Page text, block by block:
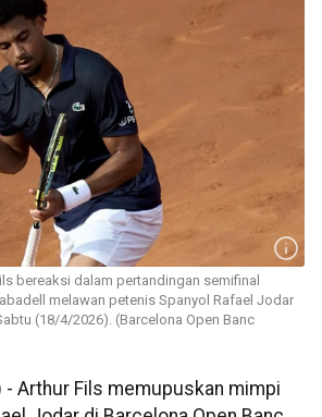
bereaksi dalam pertandingan semifinal
melawan petenis Spanyol Rafael Jodar
(18/4/2026). (Barcelona Open Banc
- Arthur Fils memupuskan mimpi